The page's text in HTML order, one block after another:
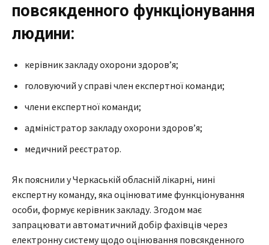
повсякденного функціонування
людини:
керівник закладу охорони здоров’я;
головуючий у справі член експертної команди;
члени експертної команди;
адміністратор закладу охорони здоровʼя;
медичний реєстратор.
Як пояснили у Черкаській обласній лікарні, нині
експертну команду, яка оцінюватиме функціонування
особи, формує керівник закладу. Згодом має
запрацювати автоматичний добір фахівців через
електронну систему щодо оцінювання повсякденного